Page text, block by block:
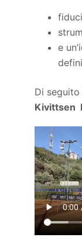
e
Di seguito